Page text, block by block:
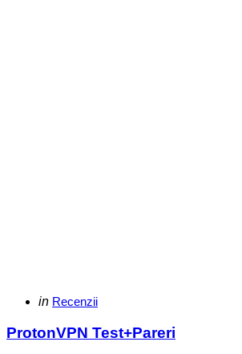
Categories
Posted
in Recenzii
ProtonVPN Test+Pareri